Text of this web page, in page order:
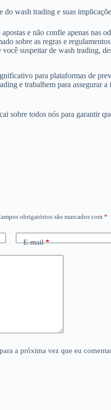
do wash trading e suas
e não confie apenas nas
sobre as regras e
você suspeitar de wash trading,
para plataformas de
e trabalhem para assegurar
sobre todos nós para garantir
obrigatórios são marcados com *
E-mail*
a próxima vez que eu